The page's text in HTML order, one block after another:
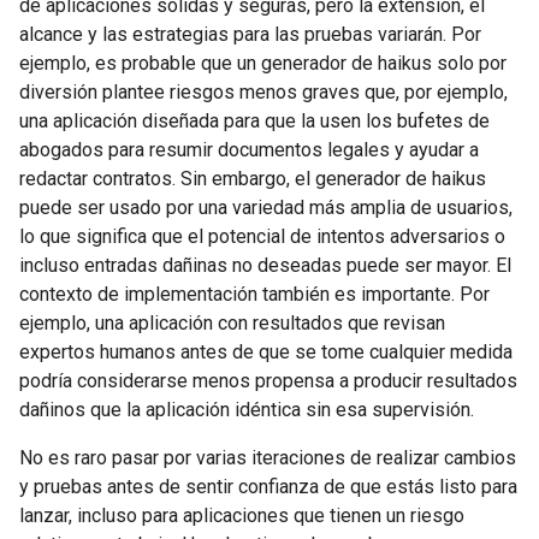
de aplicaciones sólidas y seguras, pero la extensión, el
alcance y las estrategias para las pruebas variarán. Por
ejemplo, es probable que un generador de haikus solo por
diversión plantee riesgos menos graves que, por ejemplo,
una aplicación diseñada para que la usen los bufetes de
abogados para resumir documentos legales y ayudar a
redactar contratos. Sin embargo, el generador de haikus
puede ser usado por una variedad más amplia de usuarios,
lo que significa que el potencial de intentos adversarios o
incluso entradas dañinas no deseadas puede ser mayor. El
contexto de implementación también es importante. Por
ejemplo, una aplicación con resultados que revisan
expertos humanos antes de que se tome cualquier medida
podría considerarse menos propensa a producir resultados
dañinos que la aplicación idéntica sin esa supervisión.
No es raro pasar por varias iteraciones de realizar cambios
y pruebas antes de sentir confianza de que estás listo para
lanzar, incluso para aplicaciones que tienen un riesgo